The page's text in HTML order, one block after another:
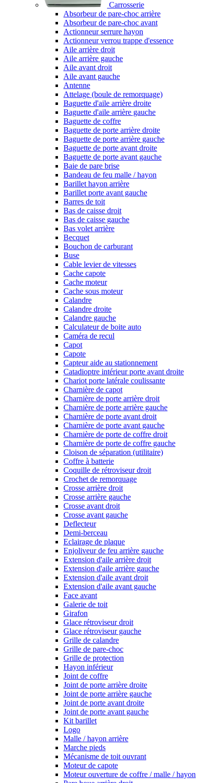
Carrosserie
Absorbeur de pare-choc arrière
Absorbeur de pare-choc avant
Actionneur serrure hayon
Actionneur verrou trappe d'essence
Aile arrière droit
Aile arrière gauche
Aile avant droit
Aile avant gauche
Antenne
Attelage (boule de remorquage)
Baguette d'aile arrière droite
Baguette d'aile arrière gauche
Baguette de coffre
Baguette de porte arrière droite
Baguette de porte arrière gauche
Baguette de porte avant droite
Baguette de porte avant gauche
Baie de pare brise
Bandeau de feu malle / hayon
Barillet hayon arrière
Barillet porte avant gauche
Barres de toit
Bas de caisse droit
Bas de caisse gauche
Bas volet arrière
Becquet
Bouchon de carburant
Buse
Cable levier de vitesses
Cache capote
Cache moteur
Cache sous moteur
Calandre
Calandre droite
Calandre gauche
Calculateur de boite auto
Caméra de recul
Capot
Capote
Capteur aide au stationnement
Catadioptre intérieur porte avant droite
Chariot porte latérale coulissante
Charnière de capot
Charnière de porte arrière droit
Charnière de porte arrière gauche
Charnière de porte avant droit
Charnière de porte avant gauche
Charnière de porte de coffre droit
Charnière de porte de coffre gauche
Cloison de séparation (utilitaire)
Coffre à batterie
Coquille de rétroviseur droit
Crochet de remorquage
Crosse arrière droit
Crosse arrière gauche
Crosse avant droit
Crosse avant gauche
Deflecteur
Demi-berceau
Eclairage de plaque
Enjoliveur de feu arrière gauche
Extension d'aile arrière droit
Extension d'aile arrière gauche
Extension d'aile avant droit
Extension d'aile avant gauche
Face avant
Galerie de toit
Girafon
Glace rétroviseur droit
Glace rétroviseur gauche
Grille de calandre
Grille de pare-choc
Grille de protection
Hayon inférieur
Joint de coffre
Joint de porte arrière droite
Joint de porte arrière gauche
Joint de porte avant droite
Joint de porte avant gauche
Kit barillet
Logo
Malle / hayon arrière
Marche pieds
Mécanisme de toit ouvrant
Moteur de capote
Moteur ouverture de coffre / malle / hayon